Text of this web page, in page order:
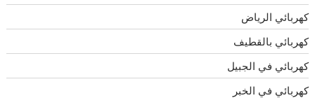
كهربائي الرياض
كهربائي بالقطيف
كهربائي في الجبيل
كهربائي في الخبر